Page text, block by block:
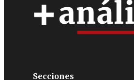
Secciones